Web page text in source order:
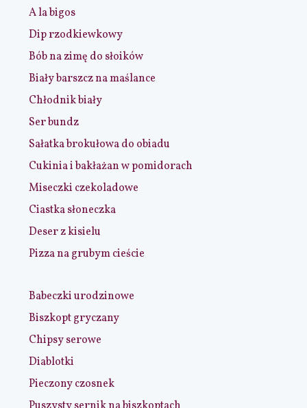
A la bigos
Dip rzodkiewkowy
Bób na zimę do słoików
Biały barszcz na maślance
Chłodnik biały
Ser bundz
Sałatka brokułowa do obiadu
Cukinia i bakłażan w pomidorach
Miseczki czekoladowe
Ciastka słoneczka
Deser z kisielu
Pizza na grubym cieście
Babeczki urodzinowe
Biszkopt gryczany
Chipsy serowe
Diablotki
Pieczony czosnek